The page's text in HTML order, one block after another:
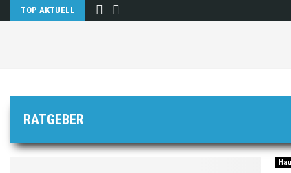
TOP AKTUELL
RATGEBER